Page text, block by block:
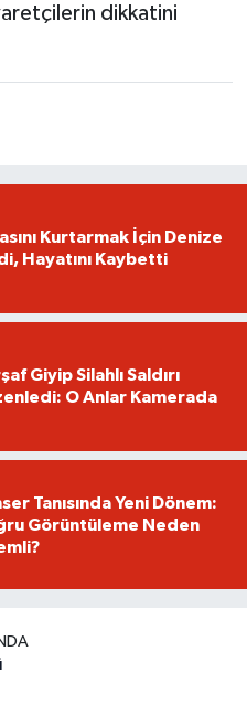
dikkatini
Kurtarmak İçin Denize
Hayatını Kaybetti
Giyip Silahlı Saldırı
O Anlar Kamerada
Tanısında Yeni Dönem:
Görüntüleme Neden